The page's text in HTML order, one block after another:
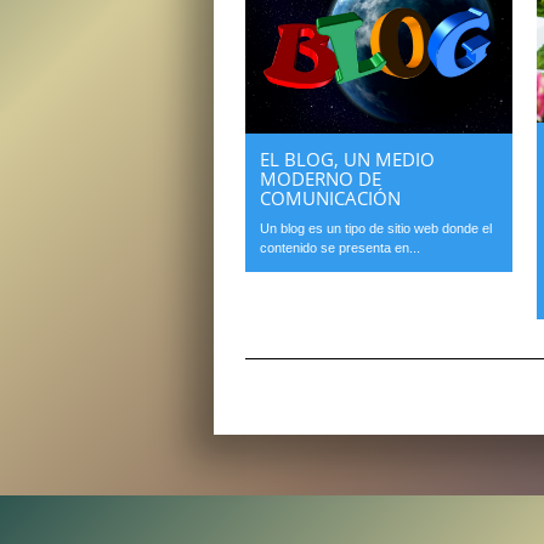
EL BLOG, UN MEDIO
MODERNO DE
COMUNICACIÓN
Un blog es un tipo de sitio web donde el
contenido se presenta en...